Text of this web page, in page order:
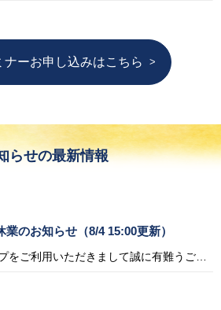
ナーお申し込みはこちら
らせの最新情報
のお知らせ（8/4 15:00更新）
平素よりラフィネグループをご利用いただきまして誠に有難うございます。 令和8年熊本地震により被災されたすべての方々に心よりお見舞い申し上げます。 また、皆さまの安全と、被災地の一日も早い復興をお祈りいたします。 ラフィネ